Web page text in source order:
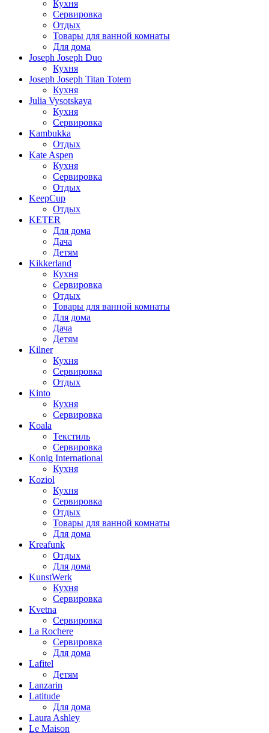
Кухня
Сервировка
Отдых
Товары для ванной комнаты
Для дома
Joseph Joseph Duo
Кухня
Joseph Joseph Titan Totem
Кухня
Julia Vysotskaya
Кухня
Сервировка
Kambukka
Отдых
Kate Aspen
Кухня
Сервировка
Отдых
KeepCup
Отдых
KETER
Для дома
Дача
Детям
Kikkerland
Кухня
Сервировка
Отдых
Товары для ванной комнаты
Для дома
Дача
Детям
Kilner
Кухня
Сервировка
Отдых
Kinto
Кухня
Сервировка
Koala
Текстиль
Сервировка
Konig International
Кухня
Koziol
Кухня
Сервировка
Отдых
Товары для ванной комнаты
Для дома
Kreafunk
Отдых
Для дома
KunstWerk
Кухня
Сервировка
Kvetna
Сервировка
La Rochere
Сервировка
Для дома
Lafitel
Детям
Lanzarin
Latitude
Для дома
Laura Ashley
Le Maison